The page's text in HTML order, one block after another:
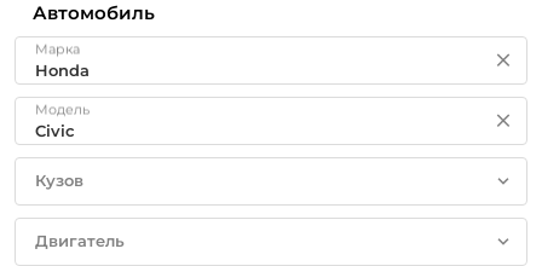
Автомобиль
Марка
Модель
Кузов
Двигатель